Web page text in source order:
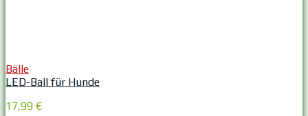
Bälle
LED-Ball für Hunde
17,99 €